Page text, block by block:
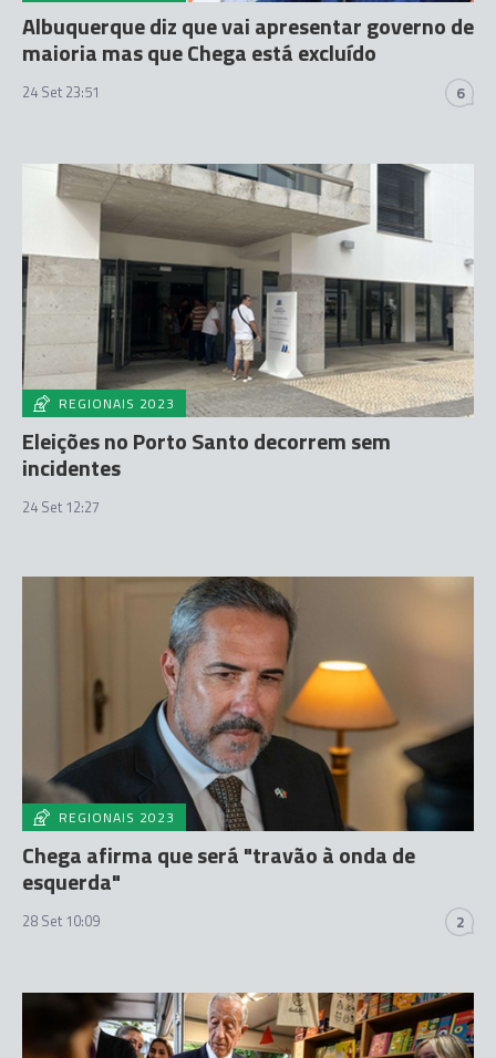
Albuquerque diz que vai apresentar governo de
maioria mas que Chega está excluído
24 Set 23:51 6
REGIONAIS 2023
Eleições no Porto Santo decorrem sem
incidentes
24 Set 12:27
REGIONAIS 2023
Chega afirma que será "travão à onda de
esquerda"
28 Set 10:09 2